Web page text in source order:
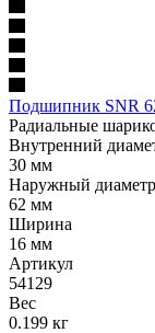
Подшипник SNR
Радиальные
Внутренний
30 мм
Наружный диаметр
62 мм
Ширина
16 мм
Артикул
54129
Вес
0.199 кг